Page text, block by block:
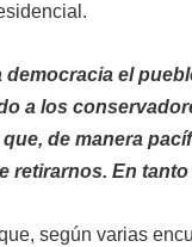
democracia el
a los
de manera
retirarnos. En
según varias